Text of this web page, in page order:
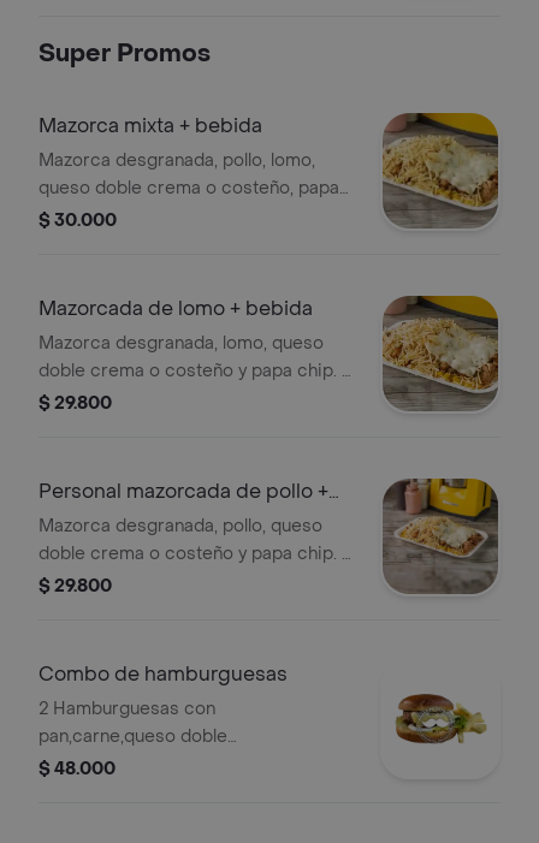
Super Promos
Mazorca mixta + bebida
Mazorca desgranada, pollo, lomo,
queso doble crema o costeño, papa
chif. + 1 bebida postobón de 400 ml
$ 30.000
Mazorcada de lomo + bebida
Mazorca desgranada, lomo, queso
doble crema o costeño y papa chip. +
bebida personal de 400 ml sabor a
$ 29.800
Personal mazorcada de pollo +
bebida
Mazorca desgranada, pollo, queso
doble crema o costeño y papa chip. +
bebida postobón de 400 ml sabor a
$ 29.800
Combo de hamburguesas
2 Hamburguesas con
pan,carne,queso doble
crema,cebolla,tomate,lechuga,salsas
$ 48.000